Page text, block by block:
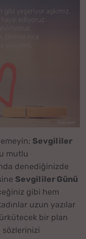
Sevgililer
mutlu
denediğinizde
Sevgililer Günü
gibi hem
uzun yazılar
bir plan
sözlerinizi